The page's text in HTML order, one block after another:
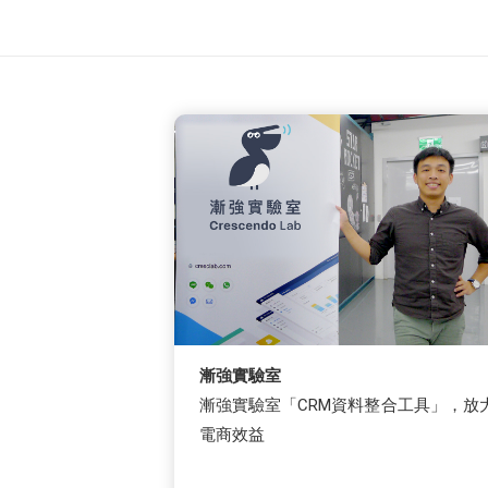
漸強實驗室
漸強實驗室「CRM資料整合工具」，放
電商效益